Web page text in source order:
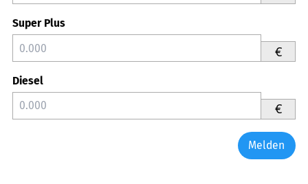
Super Plus
€
Diesel
€
Melden